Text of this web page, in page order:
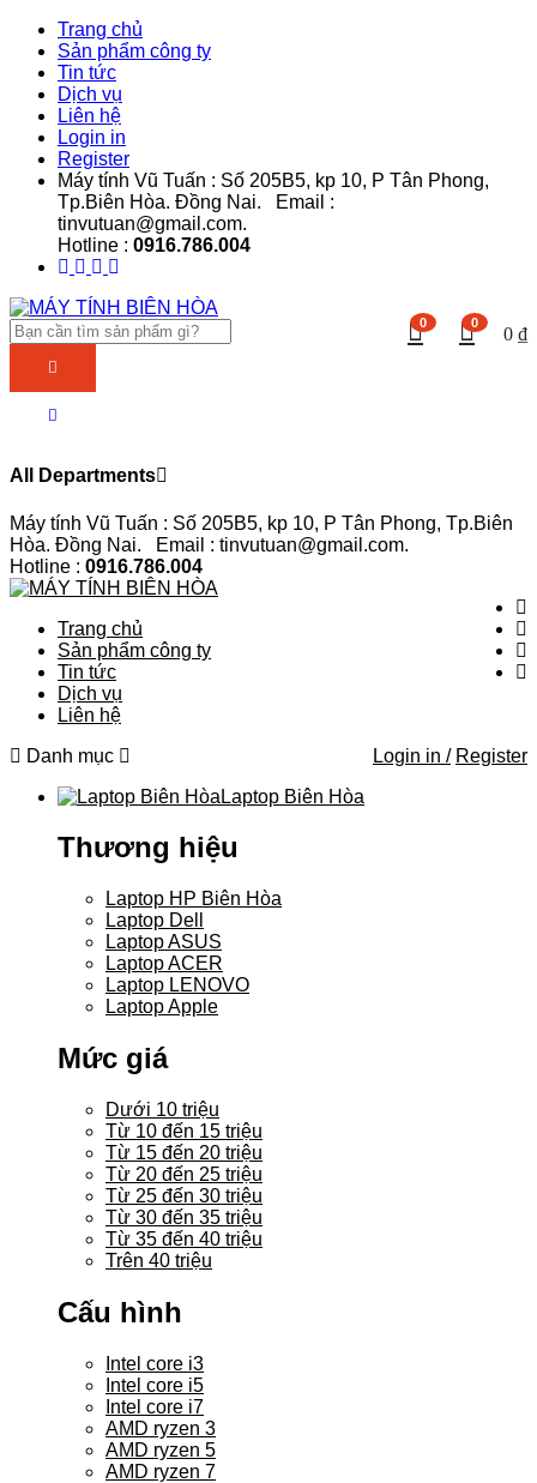
Trang chủ
Sản phẩm công ty
Tin tức
Dịch vụ
Liên hệ
Login in
Register
Máy tính Vũ Tuấn : Số 205B5, kp 10, P Tân Phong,
Tp.Biên Hòa. Đồng Nai. Email :
tinvutuan@gmail.com.
Hotline : 0916.786.004
0
0 ₫
0
All Departments
Máy tính Vũ Tuấn : Số 205B5, kp 10, P Tân Phong, Tp.Biên
Hòa. Đồng Nai. Email : tinvutuan@gmail.com.
Hotline : 0916.786.004
Trang chủ
Sản phẩm công ty
Tin tức
Dịch vụ
Liên hệ
Login in / Register
Danh mục
Laptop Biên Hòa
Thương hiệu
Laptop HP Biên Hòa
Laptop Dell
Laptop ASUS
Laptop ACER
Laptop LENOVO
Laptop Apple
Mức giá
Dưới 10 triệu
Từ 10 đến 15 triệu
Từ 15 đến 20 triệu
Từ 20 đến 25 triệu
Từ 25 đến 30 triệu
Từ 30 đến 35 triệu
Từ 35 đến 40 triệu
Trên 40 triệu
Cấu hình
Intel core i3
Intel core i5
Intel core i7
AMD ryzen 3
AMD ryzen 5
AMD ryzen 7